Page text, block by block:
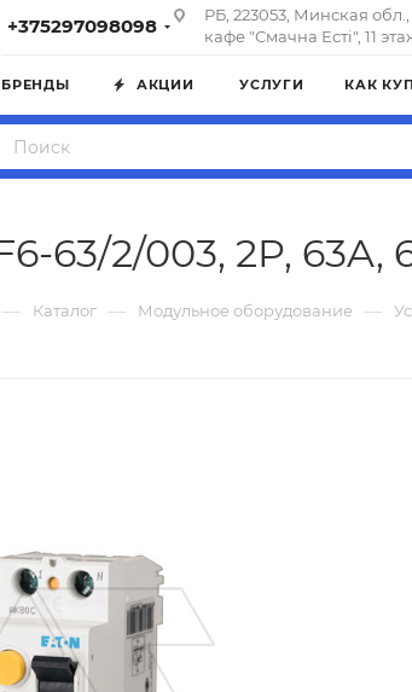
+375297098098
РБ, 223053, Минская
кафе "Смачна Естi", 11
БРЕНДЫ АКЦИИ УСЛУГИ КАК
63/2/003, 2P, 63A,
— Каталог — Модульное оборудование —